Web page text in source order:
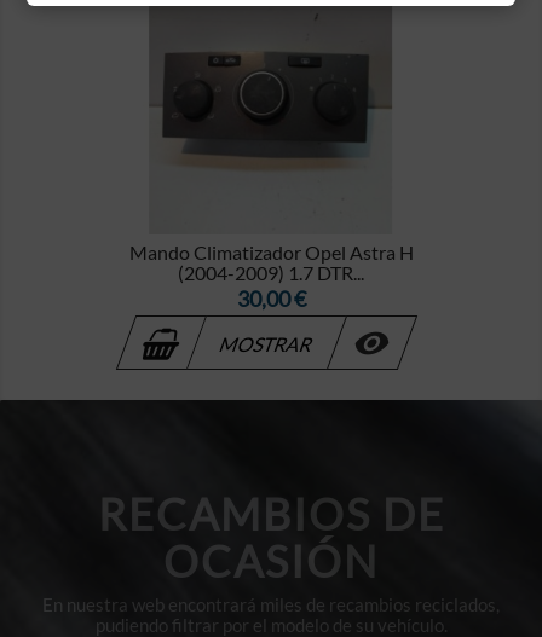
Mando Climatizador Opel Astra H
(2004-2009) 1.7 DTR...
Precio
30,00 €
MOSTRAR 
RECAMBIOS DE
OCASIÓN
En nuestra web encontrará miles de recambios reciclados,
pudiendo filtrar por el modelo de su vehículo.